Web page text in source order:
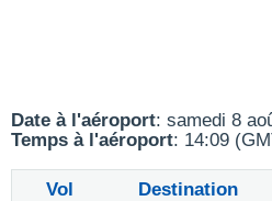
Date à l'aéroport: samedi 8
Temps à l'aéroport: 14:09
Vol Destination